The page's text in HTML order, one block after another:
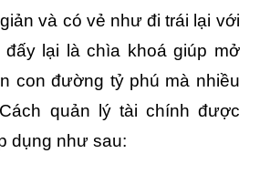
và có vẻ như đi trái lại với
lại là chìa khoá giúp mở
con đường tỷ phú mà nhiều
quản lý tài chính được
dụng như sau: